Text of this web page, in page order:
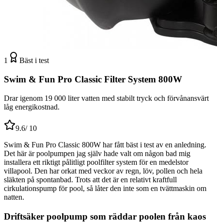
1 Bäst i test
Swim & Fun Pro Classic Filter System 800W
Drar igenom 19 000 liter vatten med stabilt tryck och förvånansvärt
låg energikostnad.
9.6/ 10
Swim & Fun Pro Classic 800W har fått bäst i test av en anledning.
Det här är poolpumpen jag själv hade valt om någon bad mig
installera ett riktigt pålitligt poolfilter system för en medelstor
villapool. Den har orkat med veckor av regn, löv, pollen och hela
släkten på spontanbad. Trots att det är en relativt kraftfull
cirkulationspump för pool, så låter den inte som en tvättmaskin om
natten.
Driftsäker poolpump som räddar poolen från kaos